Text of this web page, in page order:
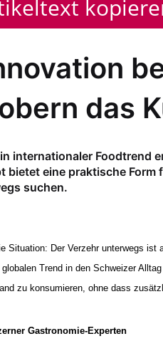
das
internationaler Foodtrend
bietet eine praktische
suchen.
Situation: Der Verzehr unterwegs
Trend in den Schweizer
zu konsumieren, ohne dass
Gastronomie-Experten